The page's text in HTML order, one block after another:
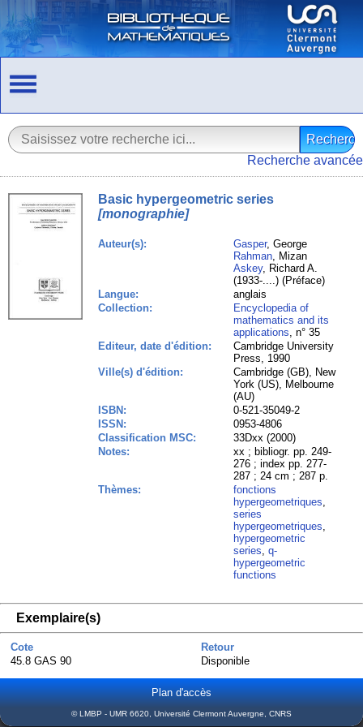
Recherche avancée
Basic hypergeometric series
[monographie]
Auteur(s): Gasper, George
Rahman, Mizan
Askey, Richard A.
(1933-....) (Préface)
Langue:
anglais
Collection:
Encyclopedia of
mathematics and its
applications, n° 35
Editeur, date d'édition:
Cambridge University
Press, 1990
Ville(s) d'édition:
Cambridge (GB), New
York (US), Melbourne
(AU)
ISBN:
0-521-35049-2
ISSN:
0953-4806
Classification MSC:
33Dxx (2000)
Notes:
xx ; bibliogr. pp. 249-
276 ; index pp. 277-
287 ; 24 cm ; 287 p.
Thèmes:
fonctions
hypergeometriques,
series
hypergeometriques,
hypergeometric
series,q-
hypergeometric
functions
Exemplaire(s)
Cote
Retour
45.8 GAS 90
Disponible
Plan d'accès
© LMBP - UMR 6620, Université Clermont Auvergne, CNRS